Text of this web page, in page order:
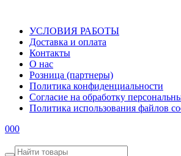
УСЛОВИЯ РАБОТЫ
Доставка и оплата
Контакты
О наc
Розница (партнеры)
Политика конфиденциальности
Согласие на обработку
Политика использования файлов
000